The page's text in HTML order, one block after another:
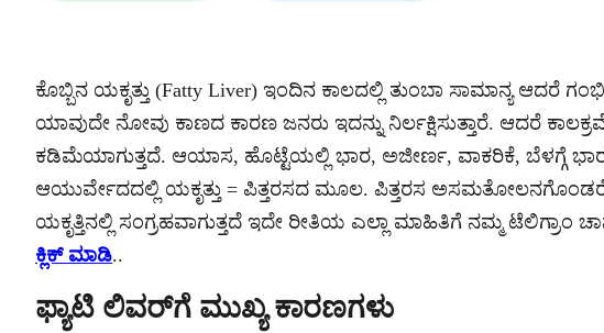
ಕೊಬ್ಬಿನ ಯಕೃತ್ತು (Fatty Liver) ಇಂದಿನ ಕಾಲದಲ್ಲಿ ತುಂಬಾ ಸಾಮಾನ್ಯ ಆದರೆ
ಯಾವುದೇ ನೋವು ಕಾಣದ ಕಾರಣ ಜನರು ಇದನ್ನು ನಿರ್ಲಕ್ಷಿಸುತ್ತಾರೆ. ಆದರೆ
ಕಡಿಮೆಯಾಗುತ್ತದೆ. ಆಯಾಸ, ಹೊಟ್ಟೆಯಲ್ಲಿ ಭಾರ, ಅಜೀರ್ಣ, ವಾಕರಿಕೆ, ಬೆಳಗ್ಗೆ
ಆಯುರ್ವೇದದಲ್ಲಿ ಯಕೃತ್ತು = ಪಿತ್ತರಸದ ಮೂಲ. ಪಿತ್ತರಸ ಅಸಮತೋಲನಗೊಂಡರೆ
ಯಕೃತ್ತಿನಲ್ಲಿ ಸಂಗ್ರಹವಾಗುತ್ತದೆ ಇದೇ ರೀತಿಯ ಎಲ್ಲಾ ಮಾಹಿತಿಗೆ ನಮ್ಮ
ಕ್ಲಿಕ್ ಮಾಡಿ..
ಫ್ಯಾಟಿ ಲಿವರ್‌ಗೆ ಮುಖ್ಯ ಕಾರಣಗಳು